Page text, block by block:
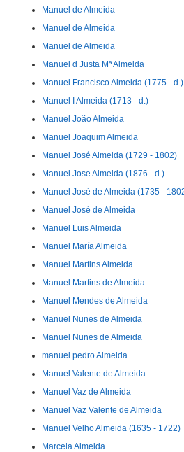
Manuel de Almeida
Manuel de Almeida
Manuel de Almeida
Manuel d Justa Mª Almeida
Manuel Francisco Almeida (1775 - d.)
Manuel I Almeida (1713 - d.)
Manuel João Almeida
Manuel Joaquim Almeida
Manuel José Almeida (1729 - 1802)
Manuel Jose Almeida (1876 - d.)
Manuel José de Almeida (1735 -
Manuel José de Almeida
Manuel Luis Almeida
Manuel María Almeida
Manuel Martins Almeida
Manuel Martins de Almeida
Manuel Mendes de Almeida
Manuel Nunes de Almeida
Manuel Nunes de Almeida
manuel pedro Almeida
Manuel Valente de Almeida
Manuel Vaz de Almeida
Manuel Vaz Valente de Almeida
Manuel Velho Almeida (1635 - 1722)
Marcela Almeida